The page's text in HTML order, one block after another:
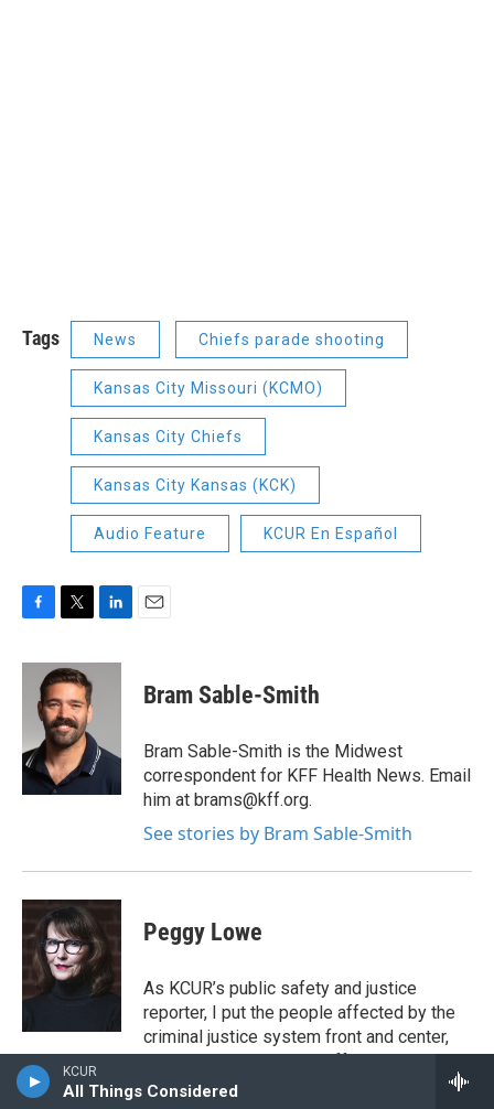
KCUR
All Things Considered
Tags News Chiefs parade shooting
Kansas City Missouri (KCMO)
Kansas City Chiefs
Kansas City Kansas (KCK)
Audio Feature KCUR En Español
F
c
o
k
T
i
t
t
e
r
L
n
I
n
E
Bram Sable-Smith
Bram Sable-Smith is the Midwest
correspondent for KFF Health News. Email
him at brams@kff.org.
See stories by Bram Sable-Smith
Peggy Lowe
As KCUR’s public safety and justice
reporter, I put the people affected by the
criminal justice system front and center,
so you can learn about different
perspectives through empathetic,